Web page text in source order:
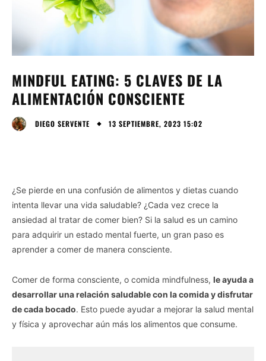
MINDFUL EATING: 5 CLAVES DE LA
ALIMENTACIÓN CONSCIENTE
DIEGO SERVENTE 13 SEPTIEMBRE, 2023 15:02
¿Se pierde en una confusión de alimentos y dietas cuando
intenta llevar una vida saludable? ¿Cada vez crece la
ansiedad al tratar de comer bien? Si la salud es un camino
para adquirir un estado mental fuerte, un gran paso es
aprender a comer de manera consciente.
Comer de forma consciente, o comida mindfulness, le ayuda a
desarrollar una relación saludable con la comida y disfrutar
de cada bocado. Esto puede ayudar a mejorar la salud mental
y física y aprovechar aún más los alimentos que consume.